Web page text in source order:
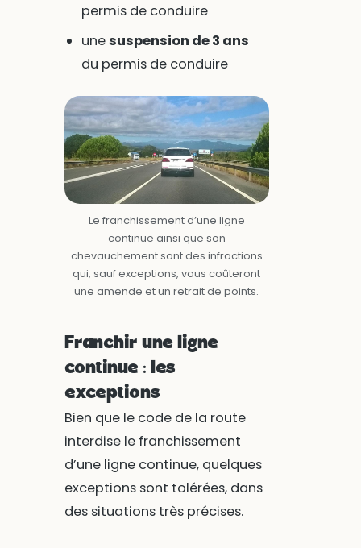
permis de conduire
unesuspension de 3 ans
du permis de conduire
Le franchissement d’une ligne
continue ainsi que son
chevauchement sont des infractions
qui, sauf exceptions, vous coûteront
une amende et un retrait de points.
Franchir une ligne
continue : les
exceptions
Bien que le code de la route
interdise le franchissement
d’une ligne continue, quelques
exceptions sont tolérées, dans
des situations très précises.